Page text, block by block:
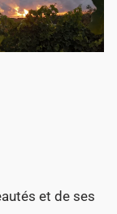
et de ses